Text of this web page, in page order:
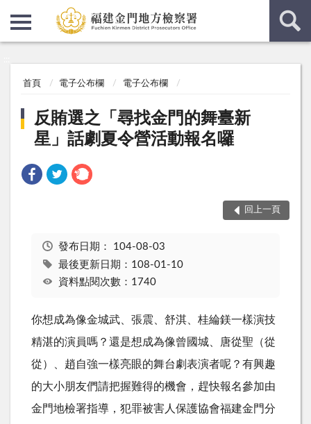
首頁 電子公布欄 電子公布欄
反賄選之「尋找金門的舞臺新
星」話劇夏令營活動報名囉
回上一頁
發布日期： 104-08-03
最後更新日期：108-01-10
資料點閱次數：1740
你想成為像金城武、張震、舒淇、桂綸鎂一樣演技
精湛的演員嗎？還是想成為像曾國城、唐從聖（從
從）、趙自強一樣亮眼的舞台劇表演者呢？有興趣
的大小朋友們請把握難得的機會，趕快報名參加由
金門地檢署指導，犯罪被害人保護協會福建金門分